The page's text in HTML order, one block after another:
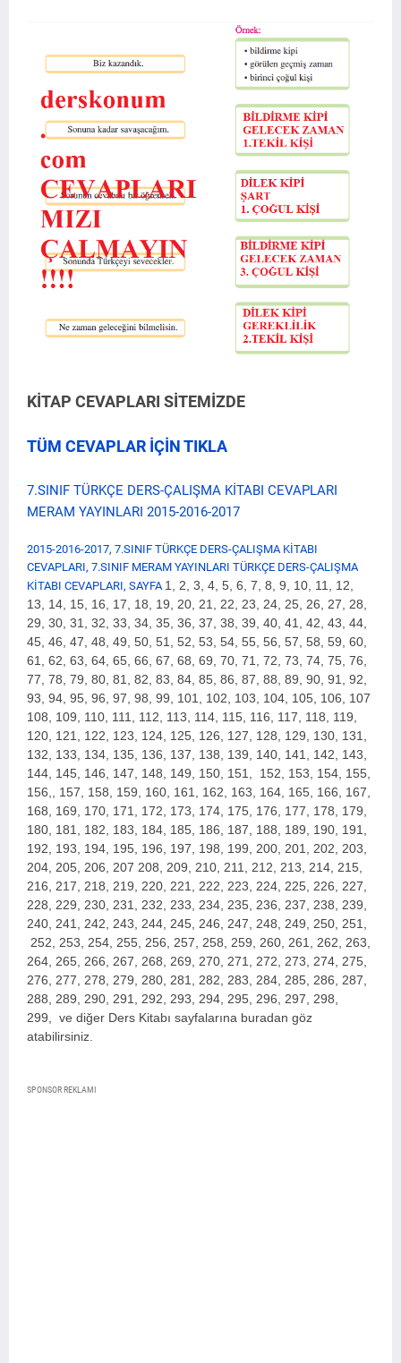
KİTAP CEVAPLARI SİTEMİZDE
TÜM CEVAPLAR İÇİN TIKLA
7.SINIF TÜRKÇE DERS-ÇALIŞMA KİTABI CEVAPLARI
MERAM YAYINLARI 2015-2016-2017
2015-2016-2017, 7.SINIF TÜRKÇE DERS-ÇALIŞMA KİTABI
CEVAPLARI, 7.SINIF MERAM YAYINLARI TÜRKÇE DERS-ÇALIŞMA
KİTABI CEVAPLARI, SAYFA 1, 2, 3, 4, 5, 6, 7, 8, 9, 10, 11, 12,
13, 14, 15, 16, 17, 18, 19, 20, 21, 22, 23, 24, 25, 26, 27, 28,
29, 30, 31, 32, 33, 34, 35, 36, 37, 38, 39, 40, 41, 42, 43, 44,
45, 46, 47, 48, 49, 50, 51, 52, 53, 54, 55, 56, 57, 58, 59, 60,
61, 62, 63, 64, 65, 66, 67, 68, 69, 70, 71, 72, 73, 74, 75, 76,
77, 78, 79, 80, 81, 82, 83, 84, 85, 86, 87, 88, 89, 90, 91, 92,
93, 94, 95, 96, 97, 98, 99, 101, 102, 103, 104, 105, 106, 107
108, 109, 110, 111, 112, 113, 114, 115, 116, 117, 118, 119,
120, 121, 122, 123, 124, 125, 126, 127, 128, 129, 130, 131,
132, 133, 134, 135, 136, 137, 138, 139, 140, 141, 142, 143,
144, 145, 146, 147, 148, 149, 150, 151, 152, 153, 154, 155,
156,, 157, 158, 159, 160, 161, 162, 163, 164, 165, 166, 167,
168, 169, 170, 171, 172, 173, 174, 175, 176, 177, 178, 179,
180, 181, 182, 183, 184, 185, 186, 187, 188, 189, 190, 191,
192, 193, 194, 195, 196, 197, 198, 199, 200, 201, 202, 203,
204, 205, 206, 207 208, 209, 210, 211, 212, 213, 214, 215,
216, 217, 218, 219, 220, 221, 222, 223, 224, 225, 226, 227,
228, 229, 230, 231, 232, 233, 234, 235, 236, 237, 238, 239,
240, 241, 242, 243, 244, 245, 246, 247, 248, 249, 250, 251,
252, 253, 254, 255, 256, 257, 258, 259, 260, 261, 262, 263,
264, 265, 266, 267, 268, 269, 270, 271, 272, 273, 274, 275,
276, 277, 278, 279, 280, 281, 282, 283, 284, 285, 286, 287,
288, 289, 290, 291, 292, 293, 294, 295, 296, 297, 298,
299,
ve diğer Ders Kitabı sayfalarına buradan göz
atabilirsiniz.
SPONSOR REKLAMI